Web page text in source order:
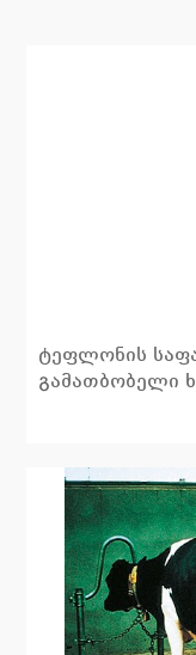
ტეფლონის
გამათბობელი